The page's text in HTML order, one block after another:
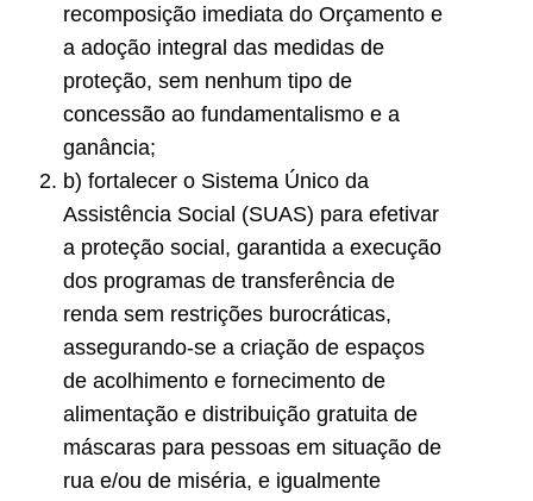
recomposição imediata do Orçamento e
a adoção integral das medidas de
proteção, sem nenhum tipo de
concessão ao fundamentalismo e a
ganância;
b) fortalecer o Sistema Único da
Assistência Social (SUAS) para efetivar
a proteção social, garantida a execução
dos programas de transferência de
renda sem restrições burocráticas,
assegurando-se a criação de espaços
de acolhimento e fornecimento de
alimentação e distribuição gratuita de
máscaras para pessoas em situação de
rua e/ou de miséria, e igualmente